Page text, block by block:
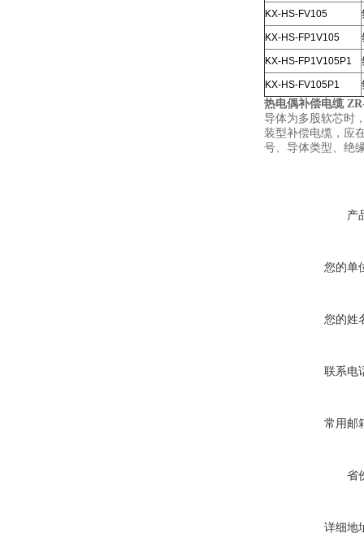
KX-HS-FV105
KX-HS-FP1V105
KX-HS-FP1V105P1
KX-HS-FV105P1
热电偶补偿电缆
导体为多股软芯时
装型补偿电缆， 应
号、导体类型、 绝
产
您的单
您的姓
联系电
常用邮
省
详细地